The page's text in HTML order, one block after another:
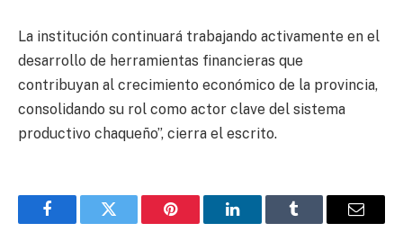
La institución continuará trabajando activamente en el
desarrollo de herramientas financieras que
contribuyan al crecimiento económico de la provincia,
consolidando su rol como actor clave del sistema
productivo chaqueño”, cierra el escrito.
FacebookTwitter Pinterest LinkedInTumblr Email